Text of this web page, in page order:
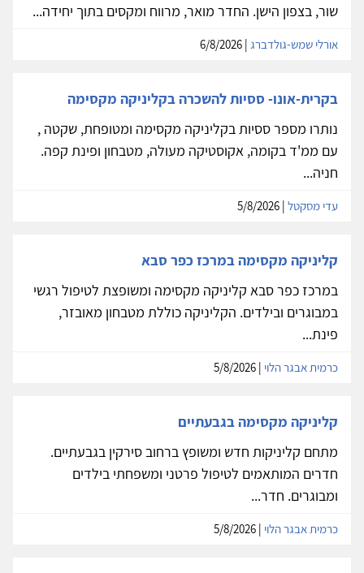
שור, בצפון הישן. החדר מואר, מרווח ומקסים בתוך יחידה...
אורלי שמש-גולדברג
בקרית-אונו- ססיות להשכרה בקליניקה מקסימה
נותרו מספר ססיות בקליניקה מקסימה ומטופחת, שקטה ,
עם ממ'ד בקומה, אקוסטיקה מעולה, מטבחון ופינת קפה.
חניה...
עדי מסקטל
קליניקה מקסימה במרכז כפר סבא
במרכז כפר סבא קליניקה מקסימה ומשופצת לטיפול רגשי
במבוגרים ובילדים. הקליניקה כוללת מטבחון מאובזר,
פינת...
כרמית אבגר הלוי
קליניקה מקסימה בגבעתיים
מתחם קליניקות חדש ומשופץ ברחוב סירקין בגבעתיים.
חדרים המותאמים לטיפול פרטני ומשפחתי בילדים
ומבוגרים. חדר...
כרמית אבגר הלוי